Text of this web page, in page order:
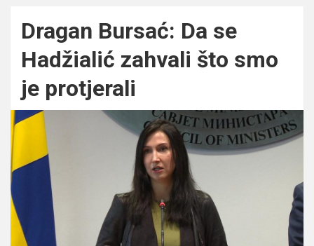
Dragan Bursać: Da se
Hadžialić zahvali što smo
je protjerali